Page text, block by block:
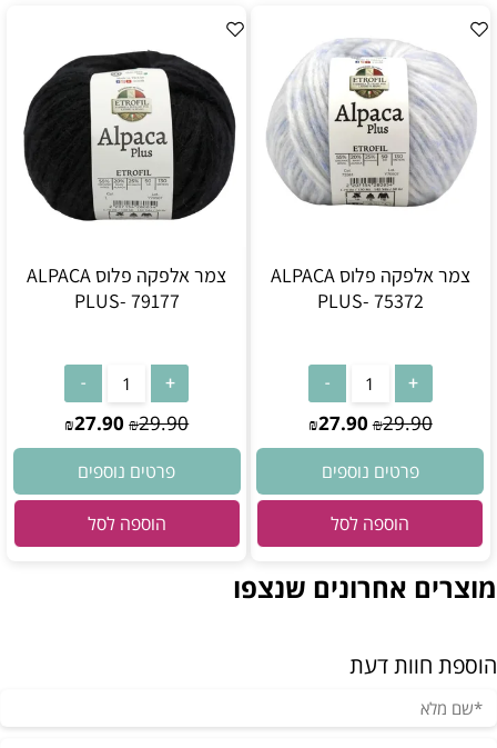
צמר אלפקה פלוס ALPACA
PLUS- 75372
₪29.90
₪27.90
פרטים נוספים
הוספה לסל
צמר אלפקה פלוס ALPACA
PLUS- 79177
₪29.90
₪27.90
פרטים נוספים
הוספה לסל
מוצרים אחרונים שנצפו
הוספת חוות דעת